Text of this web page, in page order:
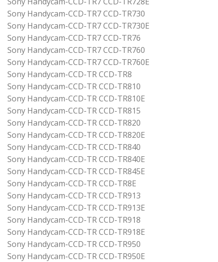
Sony Handycam-CCD-TR7 CCD-TR730
Sony Handycam-CCD-TR7 CCD-TR730E
Sony Handycam-CCD-TR7 CCD-TR76
Sony Handycam-CCD-TR7 CCD-TR760
Sony Handycam-CCD-TR7 CCD-TR760E
Sony Handycam-CCD-TR CCD-TR8
Sony Handycam-CCD-TR CCD-TR810
Sony Handycam-CCD-TR CCD-TR810E
Sony Handycam-CCD-TR CCD-TR815
Sony Handycam-CCD-TR CCD-TR820
Sony Handycam-CCD-TR CCD-TR820E
Sony Handycam-CCD-TR CCD-TR840
Sony Handycam-CCD-TR CCD-TR840E
Sony Handycam-CCD-TR CCD-TR845E
Sony Handycam-CCD-TR CCD-TR8E
Sony Handycam-CCD-TR CCD-TR913
Sony Handycam-CCD-TR CCD-TR913E
Sony Handycam-CCD-TR CCD-TR918
Sony Handycam-CCD-TR CCD-TR918E
Sony Handycam-CCD-TR CCD-TR950
Sony Handycam-CCD-TR CCD-TR950E